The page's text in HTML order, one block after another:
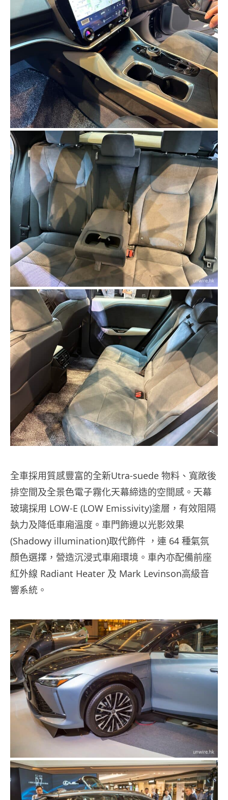
全車採用質感豐富的全新Utra-suede 物料、寬敞後
排空間及全景色電子霧化天幕締造的空間感。天幕
玻璃採用 LOW-E (LOW Emissivity)塗層，有效阻隔
埶力及降低車廂溫度。車門飾邊以光影效果
(Shadowy illumination)取代飾件 ，連 64 種氣氛
顏色選擇，營造沉浸式車廂環境。車內亦配備前座
紅外線 Radiant Heater 及 Mark Levinson高級音
響系統。